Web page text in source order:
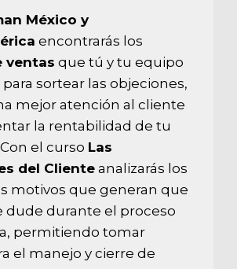
México y
encontrarás los
ventas que tú y tu equipo
sortear las objeciones,
mejor atención al cliente
la rentabilidad de tu
el curso Las
del Clienteanalizarás los
motivos que generan que
dude durante el proceso
permitiendo tomar
el manejo y cierre de